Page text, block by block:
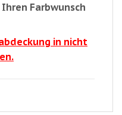
Farbwunsch
in nicht